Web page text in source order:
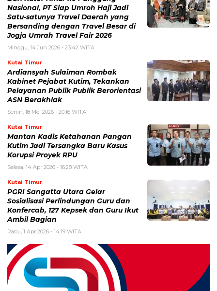
Nasional, PT Siap Umroh Haji Jadi
Satu-satunya Travel Daerah yang
Bersanding dengan Travel Besar di
Jogja Umrah Travel Fair 2026
Minggu, 14 Jun 2026 - 23:42 WITA
Kutai Timur
Ardiansyah Sulaiman Rombak
Kabinet Pejabat Kutim, Tekankan
Pelayanan Publik Publik Berorientasi
ASN Berakhlak
Senin, 18 Mei 2026 - 20:16 WITA
Kutai Timur
Mantan Kadis Ketahanan Pangan
Kutim Jadi Tersangka Baru Kasus
Korupsi Proyek RPU
Selasa, 14 Apr 2026 - 16:28 WITA
Kutai Timur
PGRI Sangatta Utara Gelar
Sosialisasi Perlindungan Guru dan
Konfercab, 127 Kepsek dan Guru Ikut
Ambil Bagian
Rabu, 1 Apr 2026 - 14:19 WITA